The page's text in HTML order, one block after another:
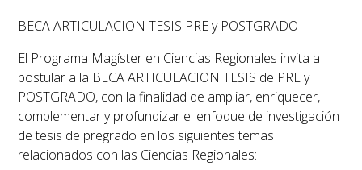
BECA ARTICULACION TESIS PRE y POSTGRADO
El Programa Magíster en Ciencias Regionales invita a
postular a la BECA ARTICULACION TESIS de PRE y
POSTGRADO, con la finalidad de ampliar, enriquecer,
complementar y profundizar el enfoque de investigación
de tesis de pregrado en los siguientes temas
relacionados con las Ciencias Regionales: